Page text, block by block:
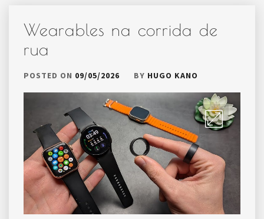
Wearables na corrida de
rua
POSTED ON 09/05/2026 BY HUGO KANO